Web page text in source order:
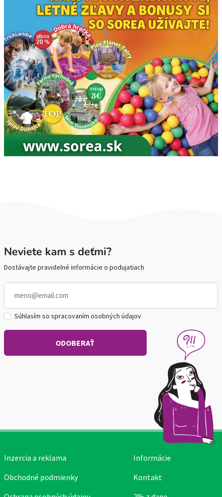
Neviete kam s deťmi?
Dostávajte pravidelné informácie o podujatiach
Súhlasím so spracovaním osobných údajov
Inzercia a reklama
Obchodné podmienky
Informácie
Kontakt